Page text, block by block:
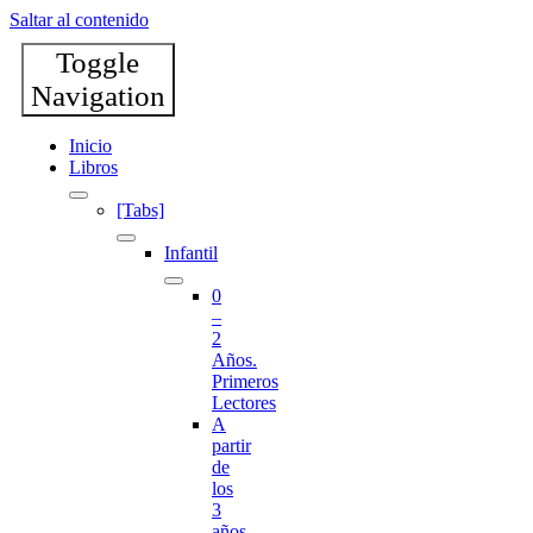
Saltar al contenido
Toggle
Navigation
Inicio
Libros
[Tabs]
Infantil
0
–
2
Años.
Primeros
Lectores
A
partir
de
los
3